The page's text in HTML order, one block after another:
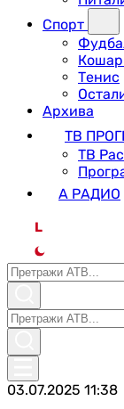
Спорт
Тенис
Архива
ТВ
ТВ
А РАДИО
L
03.07.2025 11:38